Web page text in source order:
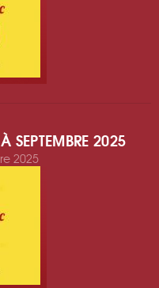
SEPTEMBRE 2025
2025